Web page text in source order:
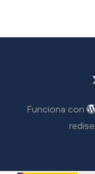
Funciona con